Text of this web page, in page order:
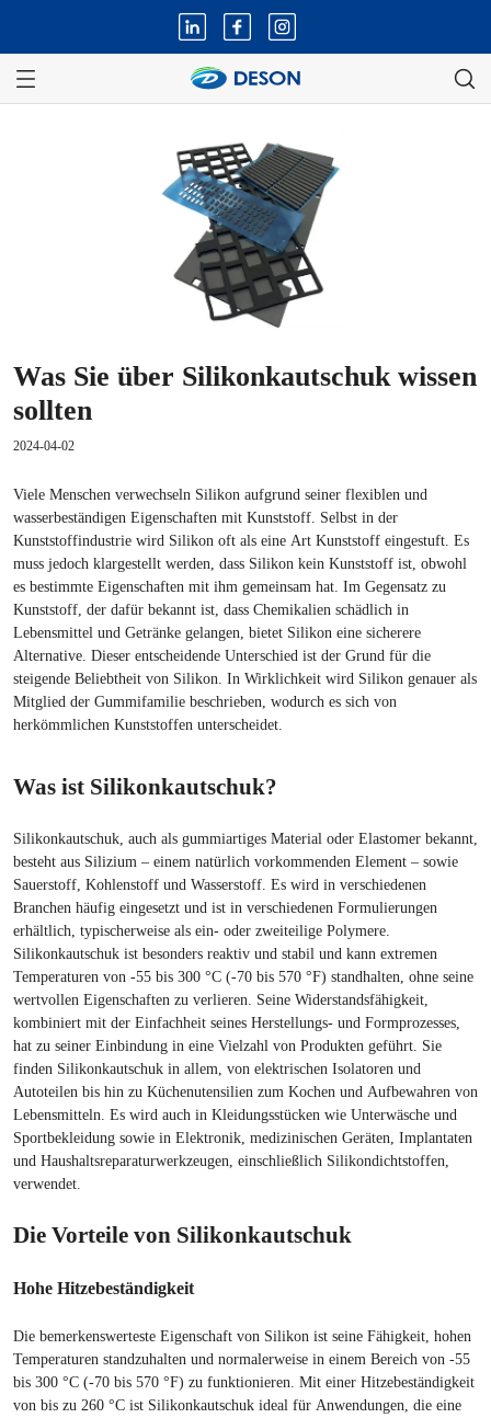
Was Sie über Silikonkautschuk wissen
sollten
2024-04-02
Viele Menschen verwechseln Silikon aufgrund seiner flexiblen und
wasserbeständigen Eigenschaften mit Kunststoff. Selbst in der
Kunststoffindustrie wird Silikon oft als eine Art Kunststoff eingestuft. Es
muss jedoch klargestellt werden, dass Silikon kein Kunststoff ist, obwohl
es bestimmte Eigenschaften mit ihm gemeinsam hat. Im Gegensatz zu
Kunststoff, der dafür bekannt ist, dass Chemikalien schädlich in
Lebensmittel und Getränke gelangen, bietet Silikon eine sicherere
Alternative. Dieser entscheidende Unterschied ist der Grund für die
steigende Beliebtheit von Silikon. In Wirklichkeit wird Silikon genauer als
Mitglied der Gummifamilie beschrieben, wodurch es sich von
herkömmlichen Kunststoffen unterscheidet.
Was ist Silikonkautschuk?
Silikonkautschuk, auch als gummiartiges Material oder Elastomer bekannt,
besteht aus Silizium – einem natürlich vorkommenden Element – ​​sowie
Sauerstoff, Kohlenstoff und Wasserstoff. Es wird in verschiedenen
Branchen häufig eingesetzt und ist in verschiedenen Formulierungen
erhältlich, typischerweise als ein- oder zweiteilige Polymere.
Silikonkautschuk ist besonders reaktiv und stabil und kann extremen
Temperaturen von -55 bis 300 °C (-70 bis 570 °F) standhalten, ohne seine
wertvollen Eigenschaften zu verlieren. Seine Widerstandsfähigkeit,
kombiniert mit der Einfachheit seines Herstellungs- und Formprozesses,
hat zu seiner Einbindung in eine Vielzahl von Produkten geführt. Sie
finden Silikonkautschuk in allem, von elektrischen Isolatoren und
Autoteilen bis hin zu Küchenutensilien zum Kochen und Aufbewahren von
Lebensmitteln. Es wird auch in Kleidungsstücken wie Unterwäsche und
Sportbekleidung sowie in Elektronik, medizinischen Geräten, Implantaten
und Haushaltsreparaturwerkzeugen, einschließlich Silikondichtstoffen,
verwendet.
Die Vorteile von Silikonkautschuk
Hohe Hitzebeständigkeit
Die bemerkenswerteste Eigenschaft von Silikon ist seine Fähigkeit, hohen
Temperaturen standzuhalten und normalerweise in einem Bereich von -55
bis 300 °C (-70 bis 570 °F) zu funktionieren. Mit einer Hitzebeständigkeit
von bis zu 260 °C ist Silikonkautschuk ideal für Anwendungen, die eine